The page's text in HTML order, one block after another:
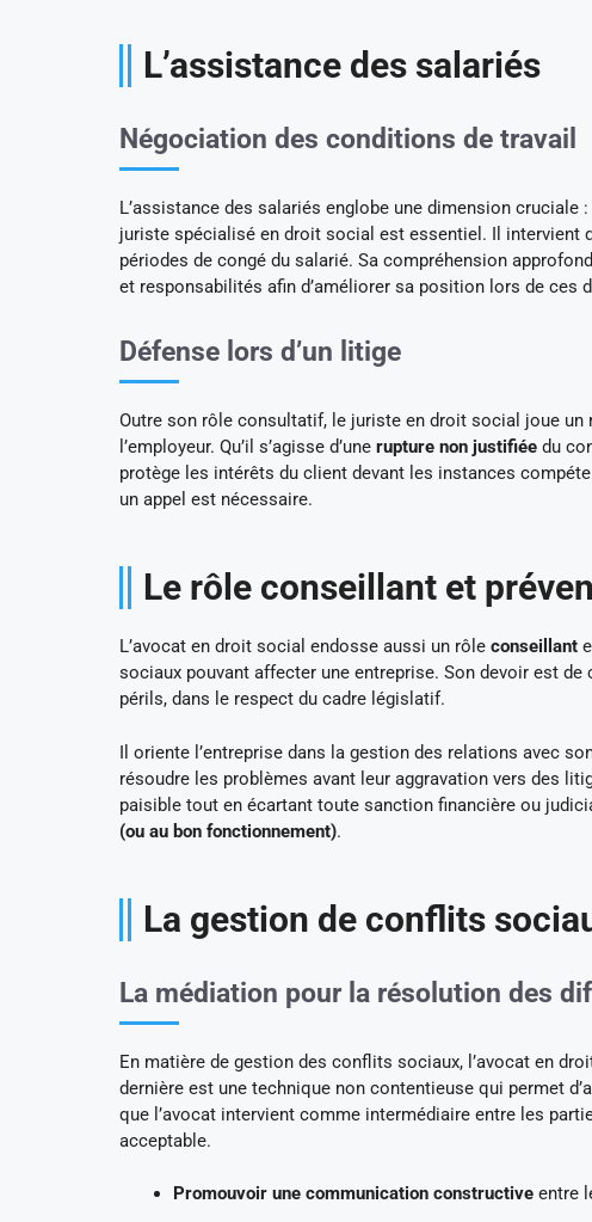
L’assistance des salariés
Négociation des conditions de travail
L’assistance des salariés englobe une dimension cruciale
juriste spécialisé en droit social est essentiel. Il intervient
périodes de congé du salarié. Sa compréhension
et responsabilités afin d’améliorer sa position lors de ces
Défense lors d’un litige
Outre son rôle consultatif, le juriste en droit social joue un
l’employeur. Qu’il s’agisse d’une rupture non justifiée du
protège les intérêts du client devant les instances
un appel est nécessaire.
Le rôle conseillant et
L’avocat en droit social endosse aussi un rôle conseillant
sociaux pouvant affecter une entreprise. Son devoir est
périls, dans le respect du cadre législatif.
Il oriente l’entreprise dans la gestion des relations avec
résoudre les problèmes avant leur aggravation vers des
paisible tout en écartant toute sanction financière ou
(ou au bon fonctionnement).
La gestion de conflits
La médiation pour la résolution des
En matière de gestion des conflits sociaux, l’avocat en
dernière est une technique non contentieuse qui permet
que l’avocat intervient comme intermédiaire entre les
acceptable.
Promouvoir une communication constructive entre